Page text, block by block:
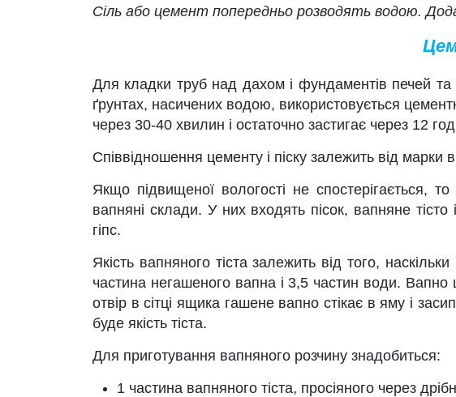
Сіль або цемент попередньо розводять водою.
Для кладки труб над дахом і фундаментів печей
ґрунтах, насичених водою, використовується
через 30-40 хвилин і остаточно застигає через 12
Співвідношення цементу і піску залежить від марки
Якщо підвищеної вологості не спостерігається,
вапняні склади. У них входять пісок, вапняне
гіпс.
Якість вапняного тіста залежить від того,
частина негашеного вапна і 3,5 частин води.
отвір в сітці ящика гашене вапно стікає в яму і
буде якість тіста.
Для приготування вапняного розчину знадобиться:
1 частина вапняного тіста, просіяного через